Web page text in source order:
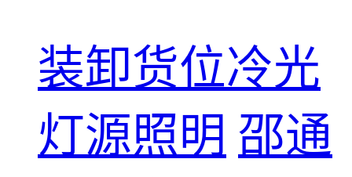
装卸货位冷光
灯源照明 邵通